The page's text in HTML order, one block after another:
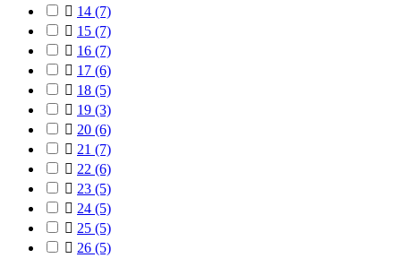
 14 (7)
 15 (7)
 16 (7)
 17 (6)
 18 (5)
 19 (3)
 20 (6)
 21 (7)
 22 (6)
 23 (5)
 24 (5)
 25 (5)
 26 (5)